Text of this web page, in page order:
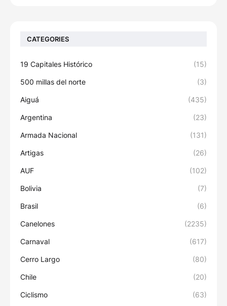
CATEGORIES
19 Capitales Histórico (15)
500 millas del norte (3)
Aiguá (435)
Argentina (23)
Armada Nacional (131)
Artigas (26)
AUF (102)
Bolivia (7)
Brasil (6)
Canelones (2235)
Carnaval (617)
Cerro Largo (80)
Chile (20)
Ciclismo (63)